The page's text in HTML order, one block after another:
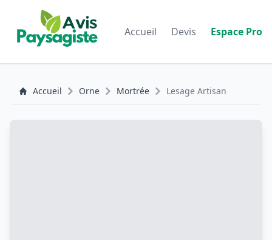
Accueil Devis Espace Pro
Accueil Orne Mortrée Lesage Artisan